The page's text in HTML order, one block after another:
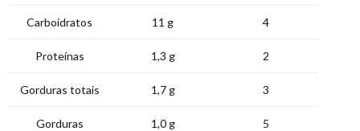
Carboidratos 11 g 4
Proteínas 1,3 g 2
Gorduras totais 1,7 g 3
Gorduras
1,0 g 5